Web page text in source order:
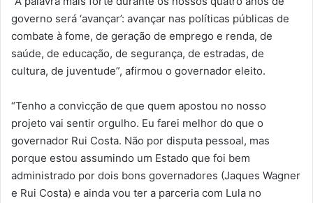
governo será ‘avançar’: avançar nas políticas públicas de
combate à fome, de geração de emprego e renda, de
saúde, de educação, de segurança, de estradas, de
cultura, de juventude”, afirmou o governador eleito.
“Tenho a convicção de que quem apostou no nosso
projeto vai sentir orgulho. Eu farei melhor do que o
governador Rui Costa. Não por disputa pessoal, mas
porque estou assumindo um Estado que foi bem
administrado por dois bons governadores (Jaques Wagner
e Rui Costa) e ainda vou ter a parceria com Lula no